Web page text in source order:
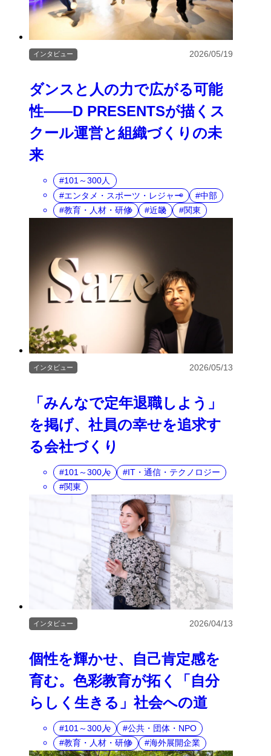
ダンスと人の力で広がる可能
性――D PRESENTSが描くス
クール運営と組織づくりの未
来
インタビュー 2026/05/19
101～300人
エンタメ・スポーツ・レジャー
中部
教育・人材・研修
近畿 関東
「みんなで定年退職しよう」
を掲げ、社員の幸せを追求す
る会社づくり
インタビュー 2026/05/13
101～300人
IT・通信・テクノロジー
関東
個性を輝かせ、自己肯定感を
育む。色彩教育が拓く「自分
らしく生きる」社会への道
インタビュー 2026/04/13
101～300人
公共・団体・NPO
教育・人材・研修
海外展開企業